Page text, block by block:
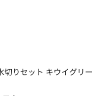
りセット キウイグリー